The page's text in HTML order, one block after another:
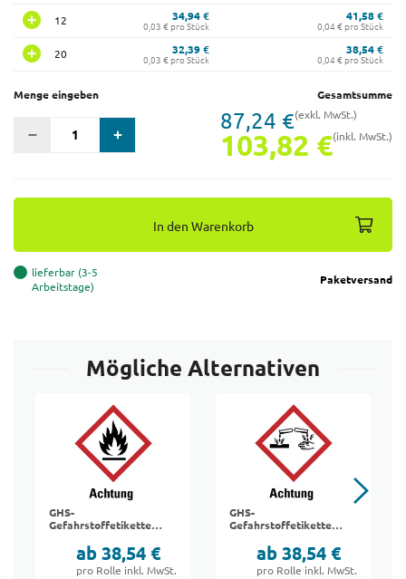
12 34,94 €
0,03 € pro Stück
41,58 €
0,04 € pro Stück
20 32,39 €
0,03 € pro Stück
38,54 €
0,04 € pro Stück
Menge eingeben Gesamtsumme
87,24 €(exkl. MwSt.)
103,82 €(inkl. MwSt.)
In den Warenkorb
lieferbar (3-5
Arbeitstage)
Paketversand
Mögliche Alternativen
GHS-
Gefahrstoffetiketten
ab 38,54 €
pro Rolle inkl. MwSt.
GHS-
Gefahrstoffetiketten
ab 38,54 €
pro Rolle inkl. MwSt.